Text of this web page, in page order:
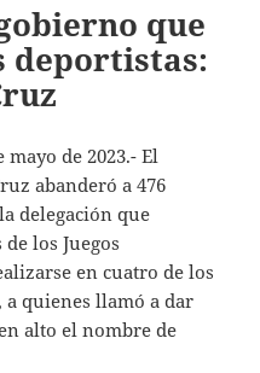
que
deportistas:
mayo de 2023.- El
abanderó a 476
delegación que
los Juegos
en cuatro de los
a quienes llamó a dar
alto el nombre de